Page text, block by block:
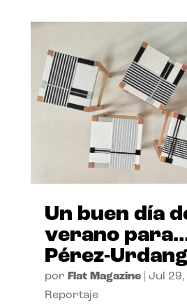
Un buen día
verano
Pérez-
por Flat Magazine| Jul
Reportaje